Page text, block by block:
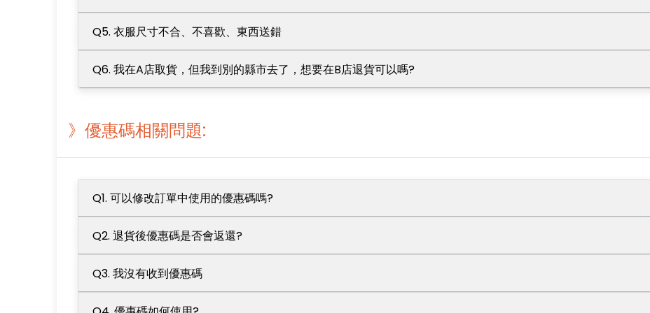
Q5. 衣服尺寸不合、不喜歡、東西送錯
Q6. 我在A店取貨，但我到別的縣市去了，想要在B店退貨可以嗎?
》優惠碼相關問題:
Q1. 可以修改訂單中使用的優惠碼嗎?
Q2. 退貨後優惠碼是否會返還?
Q3. 我沒有收到優惠碼